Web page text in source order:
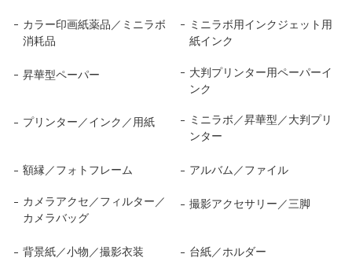
カラー印画紙薬品／ミニラボ
消耗品
ミニラボ用インクジェット用
紙インク
昇華型ペーパー
大判プリンター用ペーパーイ
ンク
プリンター／インク／用紙
ミニラボ／昇華型／大判プリ
ンター
額縁／フォトフレーム アルバム／ファイル
カメラアクセ／フィルター／
カメラバッグ
撮影アクセサリー／三脚
背景紙／小物／撮影衣装 台紙／ホルダー